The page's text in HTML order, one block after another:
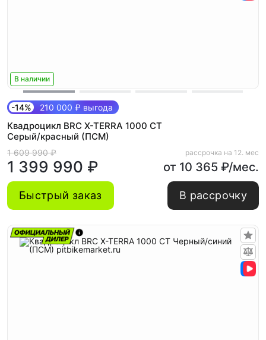
В наличии
-14% 210 000 ₽ выгода
Квадроцикл BRC X-TERRA 1000 CT
Серый/красный (ПСМ)
1 609 990 ₽
1 399 990 ₽
рассрочка на 12. мес
от 10 365 ₽/мес.
Быстрый заказ В рассрочку